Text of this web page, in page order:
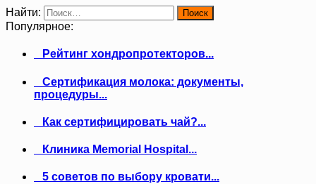
Найти:
Популярное:
Рейтинг хондропротекторов...
Сертификация молока: документы,
процедуры...
Как сертифицировать чай?...
Клиника Memorial Hospital...
5 советов по выбору кровати...